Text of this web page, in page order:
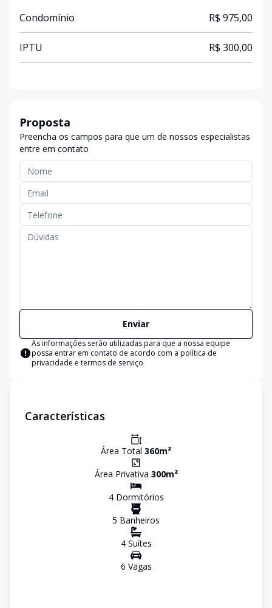
Condomínio R$ 975,00
IPTU R$ 300,00
Proposta
Preencha os campos para que um de nossos especialistas
entre em contato
Enviar
As informações serão utilizadas para que a nossa equipe
possa entrar em contato de acordo com a política de
privacidade e termos de serviço
Características
Área Total 360m²
Área Privativa 300m²
4Dormitórios
5 Banheiros
4Suítes
6 Vagas